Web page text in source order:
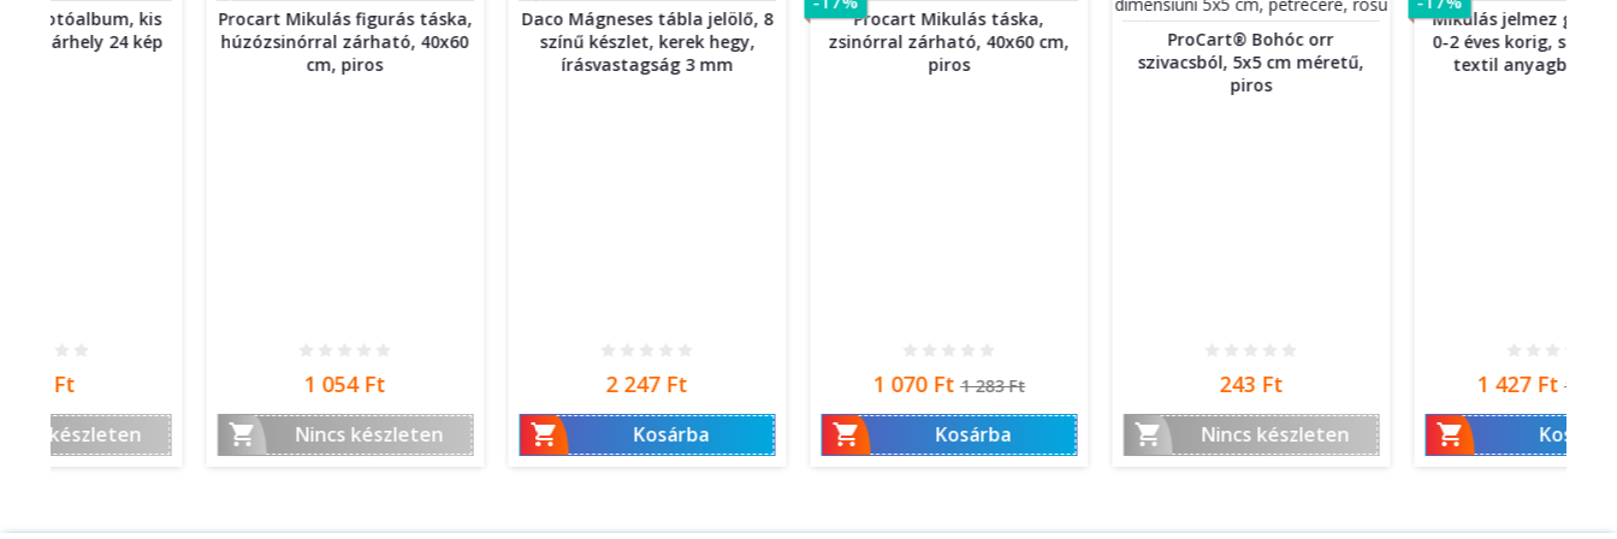
Procart Mikulás figurás táska,
húzózsinórral zárható, 40x60

Nincs készleten
Daco Mágneses tábla jelölő, 8
színű készlet, kerek hegy,
írásvastagság 3 mm

Kosárba
Procart Mikulás táska,
zsinórral zárható, 40x60 cm,
Normál
ár
1 283 Ft
 Kosárba
ProCart® Bohóc orr
szivacsból, 5x5 cm méretű,

Nincs készleten
Mikulás jelmez gyerekeknek,
0-2 éves korig, szintetikus és
textil anyagból készült.
Normál
ár
1 712 Ft
 Kosárba